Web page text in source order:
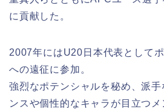
に貢献した。
2007年にはU20日本代表として
への遠征に参加。
強烈なポテンシャルを秘め、派
ンスや個性的なキャラが目立つ